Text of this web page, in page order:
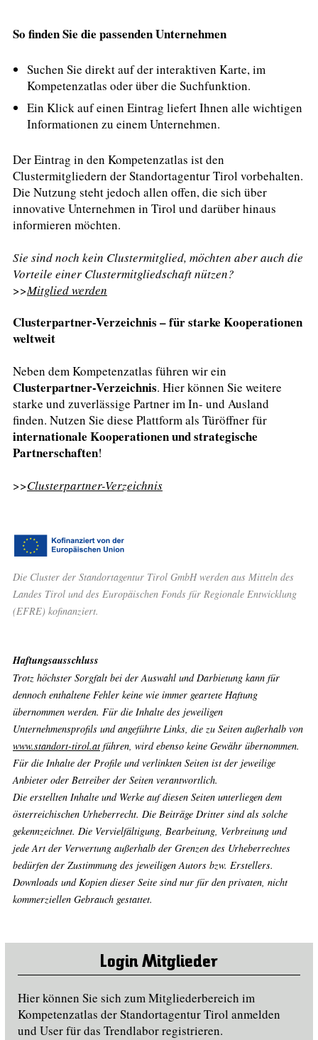
So finden Sie die passenden Unternehmen
Suchen Sie direkt auf der interaktiven Karte, im
Kompetenzatlas oder über die Suchfunktion.
Ein Klick auf einen Eintrag liefert Ihnen alle wichtigen
Informationen zu einem Unternehmen.
Der Eintrag in den Kompetenzatlas ist den
Clustermitgliedern der Standortagentur Tirol vorbehalten.
Die Nutzung steht jedoch allen offen, die sich über
innovative Unternehmen in Tirol und darüber hinaus
informieren möchten.
Sie sind noch kein Clustermitglied, möchten aber auch die
Vorteile einer Clustermitgliedschaft nützen?
>>Mitglied werden
Clusterpartner-Verzeichnis – für starke Kooperationen
weltweit
Neben dem Kompetenzatlas führen wir ein
Clusterpartner-Verzeichnis. Hier können Sie weitere
starke und zuverlässige Partner im In- und Ausland
finden. Nutzen Sie diese Plattform als Türöffner für
internationale Kooperationen und strategische
Partnerschaften!
>>Clusterpartner-Verzeichnis
Die Cluster der Standortagentur Tirol GmbH werden aus Mitteln des
Landes Tirol und des Europäischen Fonds für Regionale Entwicklung
(EFRE) kofinanziert.
Haftungsausschluss
Trotz höchster Sorgfalt bei der Auswahl und Darbietung kann für
dennoch enthaltene Fehler keine wie immer geartete Haftung
übernommen werden. Für die Inhalte des jeweiligen
Unternehmensprofils und angeführte Links, die zu Seiten außerhalb von
www.standort-tirol.at führen, wird ebenso keine Gewähr übernommen.
Für die Inhalte der Profile und verlinkten Seiten ist der jeweilige
Anbieter oder Betreiber der Seiten verantwortlich.
Die erstellten Inhalte und Werke auf diesen Seiten unterliegen dem
österreichischen Urheberrecht. Die Beiträge Dritter sind als solche
gekennzeichnet. Die Vervielfältigung, Bearbeitung, Verbreitung und
jede Art der Verwertung außerhalb der Grenzen des Urheberrechtes
bedürfen der Zustimmung des jeweiligen Autors bzw. Erstellers.
Downloads und Kopien dieser Seite sind nur für den privaten, nicht
kommerziellen Gebrauch gestattet.
Login Mitglieder
Hier können Sie sich zum Mitgliederbereich im
Kompetenzatlas der Standortagentur Tirol anmelden
und User für das Trendlabor registrieren.